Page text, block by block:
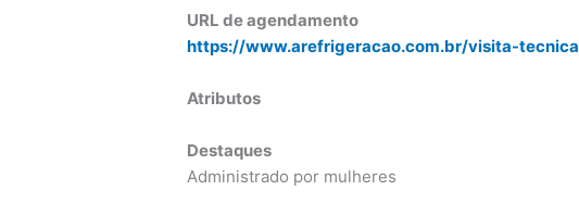
URL de agendamento
https://www.arefrigeracao.com.br/visita-tecnica
Atributos
Destaques
Administrado por mulheres